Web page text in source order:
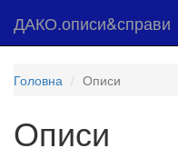
ДАКО.описи&справи
Головна Описи
Описи